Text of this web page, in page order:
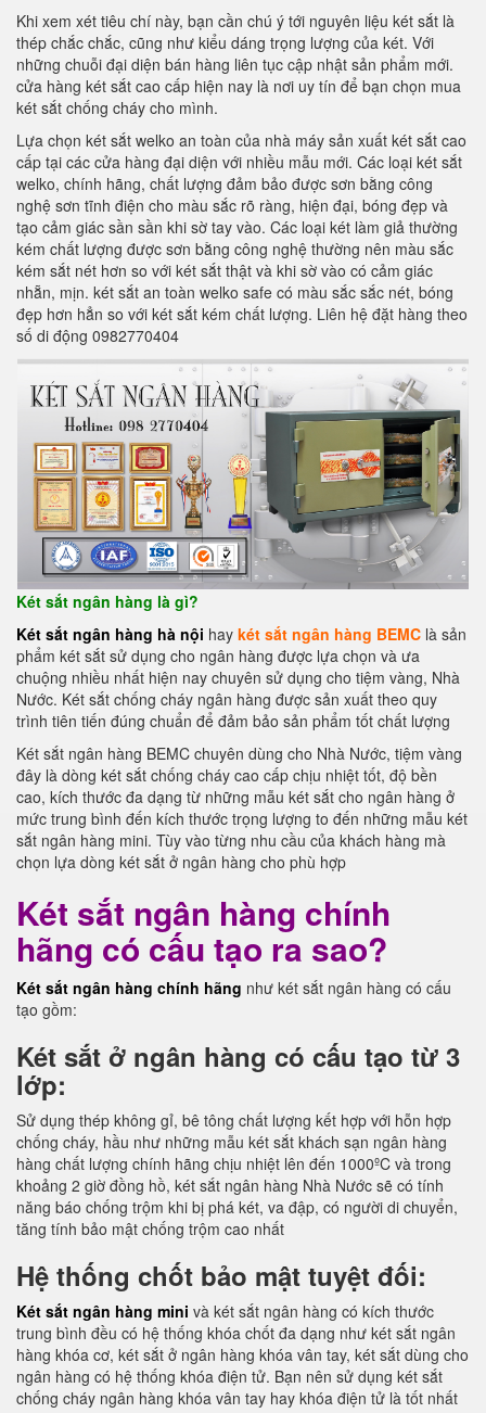
Khi xem xét tiêu chí này, bạn cần chú ý tới nguyên liệu két sắt là
thép chắc chắc, cũng như kiểu dáng trọng lượng của két. Với
những chuỗi đại diện bán hàng liên tục cập nhật sản phẩm mới.
cửa hàng két sắt cao cấp hiện nay là nơi uy tín để bạn chọn mua
két sắt chống cháy cho mình.
Lựa chọn két sắt welko an toàn của nhà máy sản xuất két sắt cao
cấp tại các cửa hàng đại diện với nhiều mẫu mới. Các loại két sắt
welko, chính hãng, chất lượng đảm bảo được sơn bằng công
nghệ sơn tĩnh điện cho màu sắc rõ ràng, hiện đại, bóng đẹp và
tạo cảm giác sần sần khi sờ tay vào. Các loại két làm giả thường
kém chất lượng được sơn bằng công nghệ thường nên màu sắc
kém sắt nét hơn so với két sắt thật và khi sờ vào có cảm giác
nhẵn, mịn. két sắt an toàn welko safe có màu sắc sắc nét, bóng
đẹp hơn hẳn so với két sắt kém chất lượng. Liên hệ đặt hàng theo
số di động 0982770404
Két sắt ngân hàng là gì?
Két sắt ngân hàng hà nội hay két sắt ngân hàng BEMC là sản
phẩm két sắt sử dụng cho ngân hàng được lựa chọn và ưa
chuộng nhiều nhất hiện nay chuyên sử dụng cho tiệm vàng, Nhà
Nước. Két sắt chống cháy ngân hàng được sản xuất theo quy
trình tiên tiến đúng chuẩn để đảm bảo sản phẩm tốt chất lượng
Két sắt ngân hàng BEMC chuyên dùng cho Nhà Nước, tiệm vàng
đây là dòng két sắt chống cháy cao cấp chịu nhiệt tốt, độ bền
cao, kích thước đa dạng từ những mẫu két sắt cho ngân hàng ở
mức trung bình đến kích thước trọng lượng to đến những mẫu két
sắt ngân hàng mini. Tùy vào từng nhu cầu của khách hàng mà
chọn lựa dòng két sắt ở ngân hàng cho phù hợp
Két sắt ngân hàng chính
hãng có cấu tạo ra sao?
Két sắt ngân hàng chính hãng như két sắt ngân hàng có cấu
tạo gồm:
Két sắt ở ngân hàng có cấu tạo từ 3
lớp:
Sử dụng thép không gỉ, bê tông chất lượng kết hợp với hỗn hợp
chống cháy, hầu như những mẫu két sắt khách sạn ngân hàng
hàng chất lượng chính hãng chịu nhiệt lên đến 1000ºC và trong
khoảng 2 giờ đồng hồ, két sắt ngân hàng Nhà Nước sẽ có tính
năng báo chống trộm khi bị phá két, va đập, có người di chuyển,
tăng tính bảo mật chống trộm cao nhất
Hệ thống chốt bảo mật tuyệt đối:
Két sắt ngân hàng mini và két sắt ngân hàng có kích thước
trung bình đều có hệ thống khóa chốt đa dạng như két sắt ngân
hàng khóa cơ, két sắt ở ngân hàng khóa vân tay, két sắt dùng cho
ngân hàng có hệ thống khóa điện tử. Bạn nên sử dụng két sắt
chống cháy ngân hàng khóa vân tay hay khóa điện tử là tốt nhất